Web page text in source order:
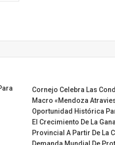
Cornejo Celebra Las
Macro «Mendoza
Oportunidad Histórica
El Crecimiento De La
Provincial A Partir De La